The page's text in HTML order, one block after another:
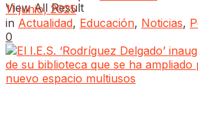
View All Result
11 junio, 2025
in Actualidad, Educación, Noticias,
0